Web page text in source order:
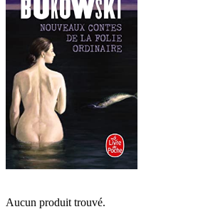
Aucun produit trouvé.